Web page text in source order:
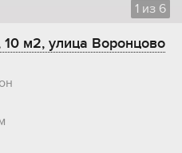
1 из 6
м2, улица Воронцово